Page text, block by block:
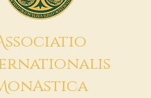
ssociatio
onAstica